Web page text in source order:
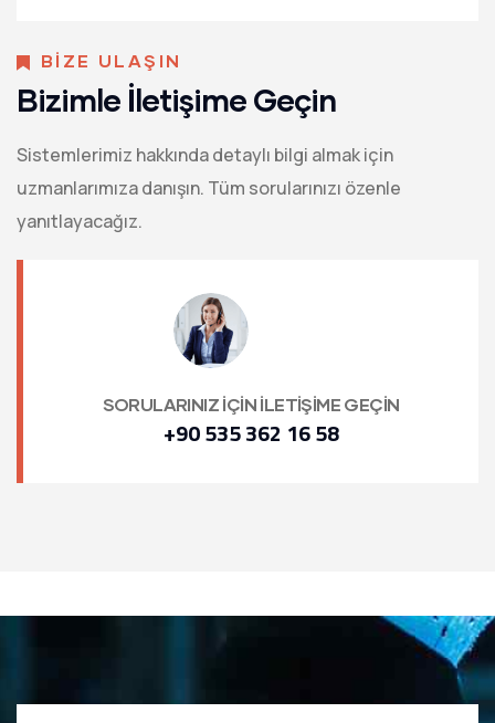
BİZE ULAŞIN
Bizimle İletişime Geçin
Sistemlerimiz hakkında detaylı bilgi almak için
uzmanlarımıza danışın. Tüm sorularınızı özenle
yanıtlayacağız.
SORULARINIZ İÇİN İLETİŞİME GEÇİN
+90 535 362 16 58